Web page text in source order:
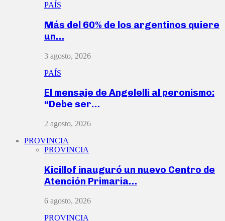
PAÍS
Más del 60% de los argentinos quiere
un…
3 agosto, 2026
PAÍS
El mensaje de Angelelli al peronismo:
“Debe ser…
2 agosto, 2026
PROVINCIA
PROVINCIA
Kicillof inauguró un nuevo Centro de
Atención Primaria…
6 agosto, 2026
PROVINCIA